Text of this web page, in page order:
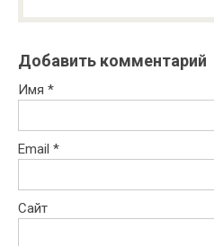
Добавить комментарий
Имя *
Email *
Сайт